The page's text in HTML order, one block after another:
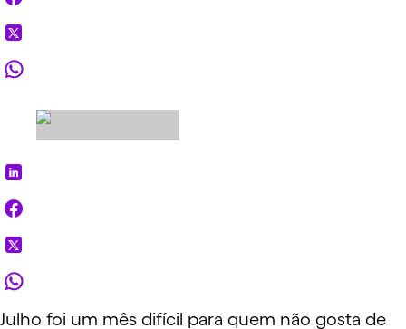
Julho foi um mês difícil para quem não gosta de